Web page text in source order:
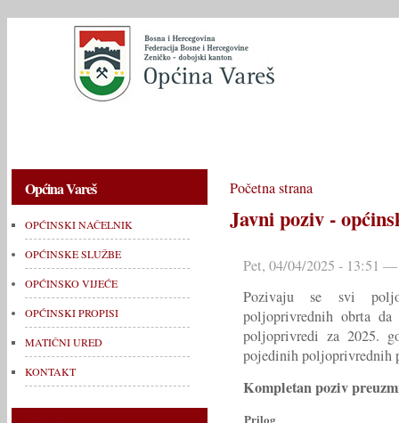
Općina Vareš
OPĆINSKI NAČELNIK
OPĆINSKE SLUŽBE
OPĆINSKO VIJEĆE
OPĆINSKI PROPISI
MATIČNI URED
KONTAKT
Početna strana
Javni poziv -
Pet, 04/04/2025 - 13:51
Pozivaju se svi
poljoprivrednih obrta
poljoprivredi za 2025.
pojedinih poljoprivrednih
Kompletan poziv
Prilog